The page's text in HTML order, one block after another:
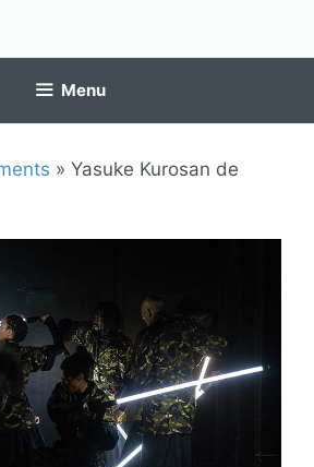
Menu
» Yasuke Kurosan de